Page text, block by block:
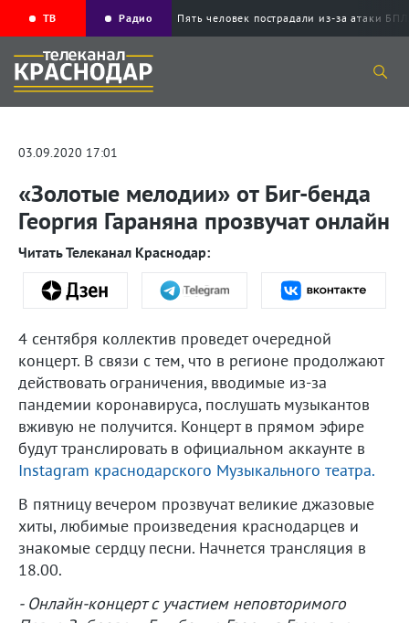
ТВ Радио Пять человек пострадали из-за атаки
03.09.2020 17:01
«Золотые мелодии» от Биг-бенда
Георгия Гараняна прозвучат онлайн
Читать Телеканал Краснодар:
4 сентября коллектив проведет очередной
концерт. В связи с тем, что в регионе продолжают
действовать ограничения, вводимые из-за
пандемии коронавируса, послушать музыкантов
вживую не получится. Концерт в прямом эфире
будут транслировать в официальном аккаунте в
Instagram краснодарского Музыкального театра.
В пятницу вечером прозвучат великие джазовые
хиты, любимые произведения краснодарцев и
знакомые сердцу песни. Начнется трансляция в
18.00.
- Онлайн-концерт с участием неповторимого